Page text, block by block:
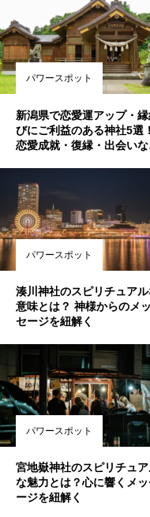
パワースポット
新潟県で恋愛運アップ・
びにご利益のある神社5選！
恋愛成就・復縁・出会いな
スポット！
パワースポット
湊川神社のスピリチュア
意味とは？ 神様からのメッ
セージを紐解く
パワースポット
宮地嶽神社のスピリチュ
な魅力とは？心に響くメッ
ージを紐解く